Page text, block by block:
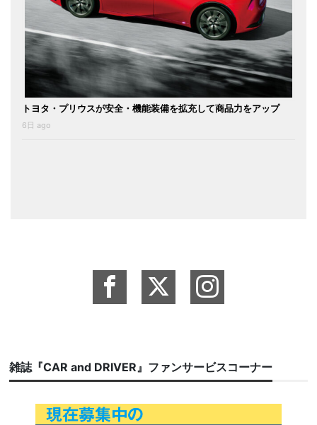
トヨタ・プリウスが安全・機能装備を拡充して商品力をアップ
6日 ago
雑誌『CAR and DRIVER』ファンサービスコーナー